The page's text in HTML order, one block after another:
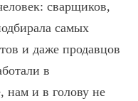
сварщиков,
самых
и даже продавцов
в
нам и в голову не